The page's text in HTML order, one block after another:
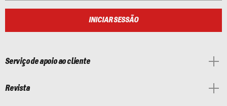
INICIAR SESSÃO
Serviço de apoio ao cliente
Revista